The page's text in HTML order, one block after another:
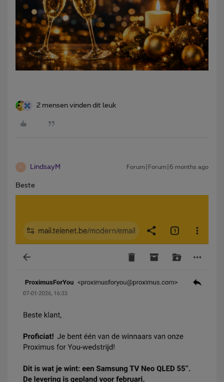
2 mensen vinden dit leuk
L LindsayM Forum|Forum|6 months ago
Beste